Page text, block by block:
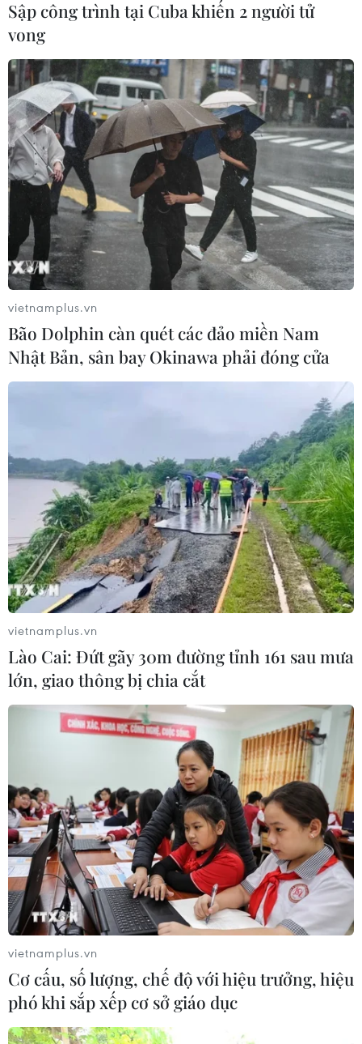
Sập công trình tại Cuba khiến 2 người tử
vong
vietnamplus.vn
Bão Dolphin càn quét các đảo miền Nam
Nhật Bản, sân bay Okinawa phải đóng cửa
vietnamplus.vn
Lào Cai: Đứt gãy 30m đường tỉnh 161 sau mưa
lớn, giao thông bị chia cắt
vietnamplus.vn
Cơ cấu, số lượng, chế độ với hiệu trưởng, hiệu
phó khi sắp xếp cơ sở giáo dục